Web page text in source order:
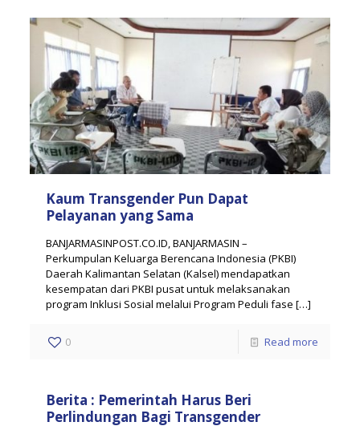
Kaum Transgender Pun Dapat
Pelayanan yang Sama
BANJARMASINPOST.CO.ID, BANJARMASIN –
Perkumpulan Keluarga Berencana Indonesia (PKBI)
Daerah Kalimantan Selatan (Kalsel) mendapatkan
kesempatan dari PKBI pusat untuk melaksanakan
program Inklusi Sosial melalui Program Peduli fase […]
0 Read more
Berita : Pemerintah Harus Beri
Perlindungan Bagi Transgender